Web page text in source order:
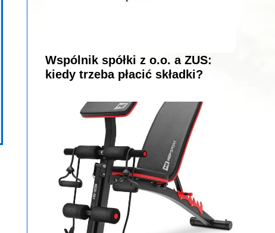
Wspólnik spółki z o.o. a ZUS:
kiedy trzeba płacić składki?